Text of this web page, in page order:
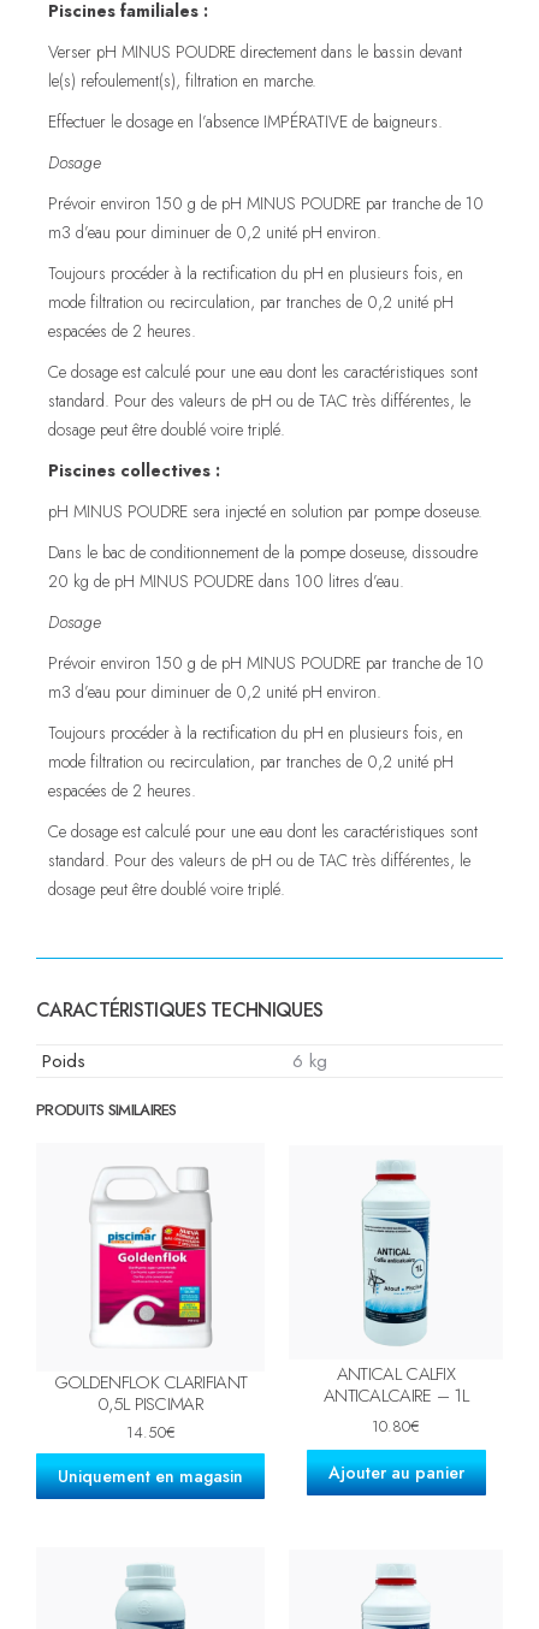
Piscines familiales :
Verser pH MINUS POUDRE directement dans le bassin devant
le(s) refoulement(s), filtration en marche.
Effectuer le dosage en l’absence IMPÉRATIVE de baigneurs.
Dosage
Prévoir environ 150 g de pH MINUS POUDRE par tranche de 10
m3 d’eau pour diminuer de 0,2 unité pH environ.
Toujours procéder à la rectification du pH en plusieurs fois, en
mode filtration ou recirculation, par tranches de 0,2 unité pH
espacées de 2 heures.
Ce dosage est calculé pour une eau dont les caractéristiques sont
standard. Pour des valeurs de pH ou de TAC très différentes, le
dosage peut être doublé voire triplé.
Piscines collectives :
pH MINUS POUDRE sera injecté en solution par pompe doseuse.
Dans le bac de conditionnement de la pompe doseuse, dissoudre
20 kg de pH MINUS POUDRE dans 100 litres d’eau.
Dosage
Prévoir environ 150 g de pH MINUS POUDRE par tranche de 10
m3 d’eau pour diminuer de 0,2 unité pH environ.
Toujours procéder à la rectification du pH en plusieurs fois, en
mode filtration ou recirculation, par tranches de 0,2 unité pH
espacées de 2 heures.
Ce dosage est calculé pour une eau dont les caractéristiques sont
standard. Pour des valeurs de pH ou de TAC très différentes, le
dosage peut être doublé voire triplé.
CARACTÉRISTIQUES TECHNIQUES
Poids 6 kg
PRODUITS SIMILAIRES
GOLDENFLOK CLARIFIANT
0,5L PISCIMAR
14.50€
Uniquement en magasin
ANTICAL CALFIX
ANTICALCAIRE – 1L
10.80€
Ajouter au panier